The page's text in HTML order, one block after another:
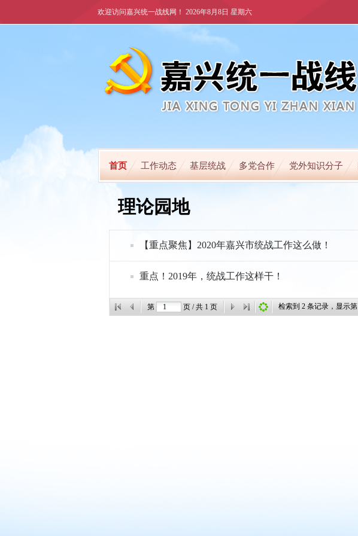
欢迎访问嘉兴统一战线网！ 2026年8月8日 星期六
首页 工作动态 基层统战 多党合作 党外知识分子
理论园地
【重点聚焦】2020年嘉兴市统战工作这么做！
重点！2019年，统战工作这样干！
第 页 / 共 1 页 检索到 2 条记录，显示第